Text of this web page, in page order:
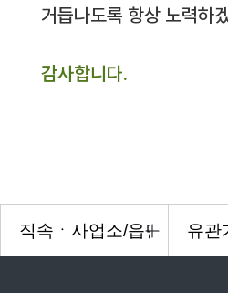
거듭나도록 항상 노력하
감사합니다.